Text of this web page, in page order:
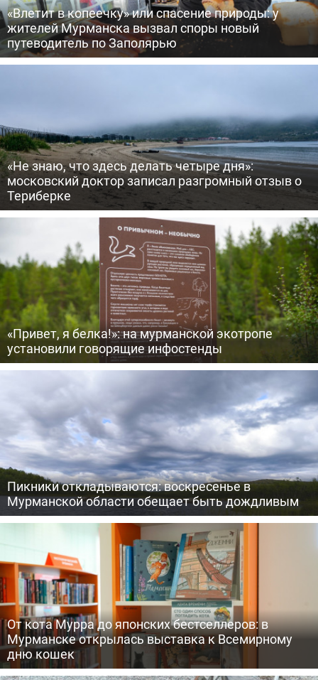
«Влетит в копеечку» или спасение природы: у
жителей Мурманска вызвал споры новый
путеводитель по Заполярью
«Не знаю, что здесь делать четыре дня»:
московский доктор записал разгромный отзыв о
Териберке
«Привет, я белка!»: на мурманской экотропе
установили говорящие инфостенды
Пикники откладываются: воскресенье в
Мурманской области обещает быть дождливым
От кота Мурра до японских бестселлеров: в
Мурманске открылась выставка к Всемирному
дню кошек